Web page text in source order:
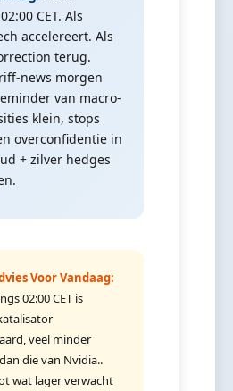
CET. Als
accelereert. Als
terug.
news morgen
van macro-
klein, stops
overconfidentie in
+ zilver hedges
Voor Vandaag:
02:00 CET is
veel minder
die van Nvidia..
wat lager verwacht